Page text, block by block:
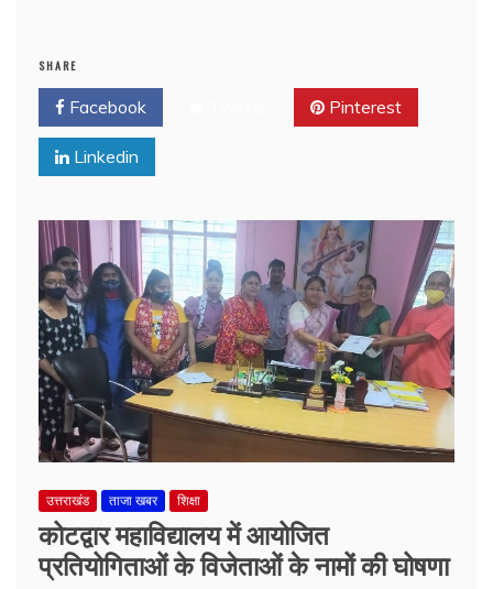
SHARE
Facebook Pinterest
Linkedin
उत्तराखंड ताजा खबर शिक्षा
कोटद्वार महाविद्यालय में आयोजित
प्रतियोगिताओं के विजेताओं के नामों की घोषणा